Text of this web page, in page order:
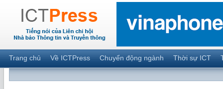
Trang chủ Về ICTPress Chuyển động ngành Thời sự ICT